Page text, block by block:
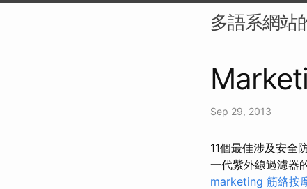
多語系網站
Sep 29, 2013
11個最佳涉及安全
一代紫外線過濾器
marketing 筋絡按